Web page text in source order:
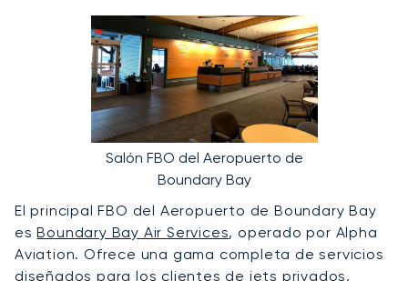
Salón FBO del Aeropuerto de
Boundary Bay
El principal FBO del Aeropuerto de Boundary Bay
esBoundary Bay Air Services, operado por Alpha
Aviation. Ofrece una gama completa de servicios
diseñados para los clientes de jets privados,